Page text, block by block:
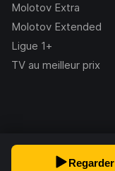
Regarder
Molotov Extra
Molotov Extended
Ligue 1+
TV au meilleur prix